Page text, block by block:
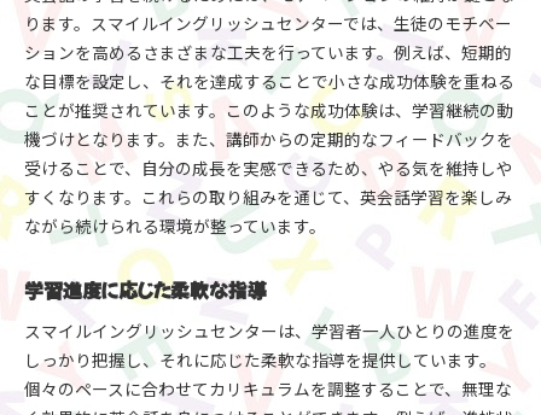
ります。スマイルイングリッシュセンターでは、生徒のモチベー
ションを高めるさまざまな工夫を行っています。例えば、短期的
な目標を設定し、それを達成することで小さな成功体験を重ねる
ことが推奨されています。このような成功体験は、学習継続の動
機づけとなります。また、講師からの定期的なフィードバックを
受けることで、自分の成長を実感できるため、やる気を維持しや
すくなります。これらの取り組みを通じて、英会話学習を楽しみ
ながら続けられる環境が整っています。
学習進度に応じた柔軟な指導
スマイルイングリッシュセンターは、学習者一人ひとりの進度を
しっかり把握し、それに応じた柔軟な指導を提供しています。
個々のペースに合わせてカリキュラムを調整することで、無理な